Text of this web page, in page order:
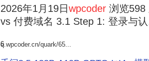
2026年1月19日wpcoder 浏览598
vs 付费域名 3.1 Step 1: 登录与
6
q.wpcoder.cn/quark/65...